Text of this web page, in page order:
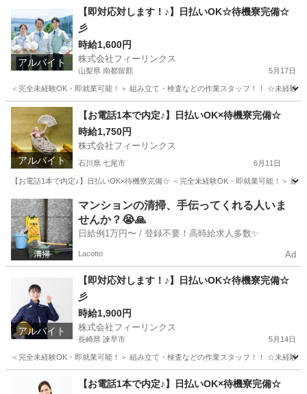
アルバイト
【即対応対します！♪】日払いOK☆待機寮完備☆
彡
時給1,600円
株式会社フィーリンクス
山梨県 南都留郡 5月17日
＜完全未経験OK・即就業可能！＞ 組み立て・検査などの作業スタッフ！！ ☆未経
山梨 南都留郡 工場 時給
アルバイト
【お電話1本で内定♪】日払いOK×待機寮完備☆
時給1,750円
株式会社フィーリンクス
石川県 七尾市 6月11日
【お電話1本で内定♪】日払いOK×待機寮完備☆ ＜完全未経験OK・即就業可能！＞
石川 七尾市 工場 時給
マンションの清掃、手伝ってくれる人いま
せんか？😭🙏
日給例1万円〜 / 登録不要！高時給求人多数✨
Lacotto Ad
アルバイト
【即対応対します！♪】日払いOK☆待機寮完備☆
彡
時給1,900円
株式会社フィーリンクス
長崎県 諫早市 5月14日
＜完全未経験OK・即就業可能！＞ 組み立て・検査などの作業スタッフ！！ ☆未経
軽作業 時給
【お電話1本で内定♪】日払いOK×待機寮完備☆